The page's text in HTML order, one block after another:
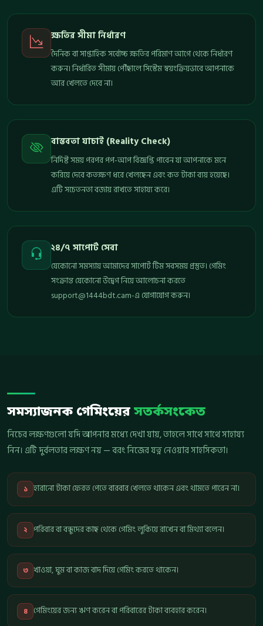
ক্ষতির সীমা নির্ধারণ
দৈনিক বা সাপ্তাহিক সর্বোচ্চ ক্ষতির পরিমাণ আগে থেকে নির্ধারণ
করুন। নির্ধারিত সীমায় পৌঁছালে সিস্টেম স্বয়ংক্রিয়ভাবে আপনাকে
আর খেলতে দেবে না।
বাস্তবতা যাচাই (Reality Check)
নির্দিষ্ট সময় পরপর পপ-আপ বিজ্ঞপ্তি পাবেন যা আপনাকে মনে
করিয়ে দেবে কতক্ষণ ধরে খেলছেন এবং কত টাকা ব্যয় হয়েছে।
এটি সচেতনতা বজায় রাখতে সাহায্য করে।
২৪/৭ সাপোর্ট সেবা
যেকোনো সমস্যায় আমাদের সাপোর্ট টিম সবসময় প্রস্তুত। গেমিং
সংক্রান্ত যেকোনো উদ্বেগ নিয়ে আলোচনা করতে
support@1444bdt.cam-এ যোগাযোগ করুন।
সমস্যাজনক গেমিংয়ের সতর্কসংকেত
নিচের লক্ষণগুলো যদি আপনার মধ্যে দেখা যায়, তাহলে সাথে সাথে সাহায্য
নিন। এটি দুর্বলতার লক্ষণ নয় — বরং নিজের যত্ন নেওয়ার সাহসিকতা।
১ হারানো টাকা ফেরত পেতে বারবার খেলতে থাকেন এবং থামতে পারেন না।
২ পরিবার বা বন্ধুদের কাছ থেকে গেমিং লুকিয়ে রাখেন বা মিথ্যা বলেন।
৩ খাওয়া, ঘুম বা কাজ বাদ দিয়ে গেমিং করতে থাকেন।
৪ গেমিংয়ের জন্য ঋণ করেন বা পরিবারের টাকা ব্যবহার করেন।